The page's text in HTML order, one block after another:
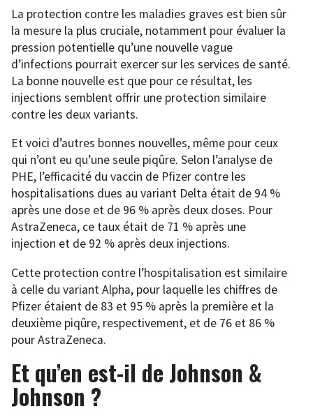
La protection contre les maladies graves est bien sûr
la mesure la plus cruciale, notamment pour évaluer la
pression potentielle qu’une nouvelle vague
d’infections pourrait exercer sur les services de santé.
La bonne nouvelle est que pour ce résultat, les
injections semblent offrir une protection similaire
contre les deux variants.
Et voici d’autres bonnes nouvelles, même pour ceux
qui n’ont eu qu’une seule piqûre. Selon l’analyse de
PHE, l’efficacité du vaccin de Pfizer contre les
hospitalisations dues au variant Delta était de 94 %
après une dose et de 96 % après deux doses. Pour
AstraZeneca, ce taux était de 71 % après une
injection et de 92 % après deux injections.
Cette protection contre l’hospitalisation est similaire
à celle du variant Alpha, pour laquelle les chiffres de
Pfizer étaient de 83 et 95 % après la première et la
deuxième piqûre, respectivement, et de 76 et 86 %
pour AstraZeneca.
Et qu’en est-il de Johnson &
Johnson ?